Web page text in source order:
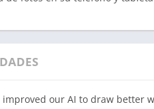
improved our AI to draw better